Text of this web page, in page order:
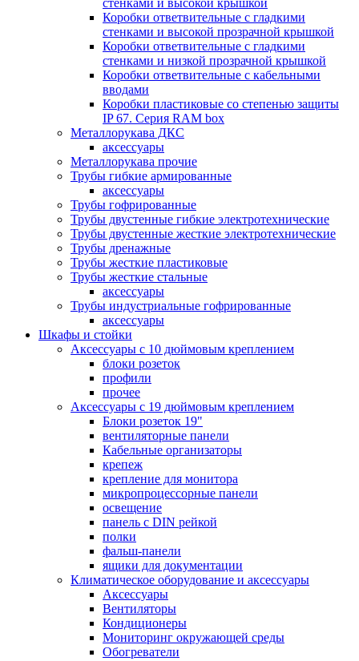
Коробки ответвительные с гладкими
стенками и высокой прозрачной крышкой
Коробки ответвительные с гладкими
стенками и низкой прозрачной крышкой
Коробки ответвительные с кабельными
вводами
Коробки пластиковые со степенью защиты
IP 67. Серия RAM box
Металлорукава ДКС
аксессуары
Металлорукава прочие
Трубы гибкие армированные
аксессуары
Трубы гофрированные
Трубы двустенные гибкие электротехнические
Трубы двустенные жесткие электротехнические
Трубы дренажные
Трубы жесткие пластиковые
Трубы жесткие стальные
аксессуары
Трубы индустриальные гофрированные
аксессуары
Шкафы и стойки
Аксессуары с 10 дюймовым креплением
блоки розеток
профили
прочее
Аксессуары с 19 дюймовым креплением
Блоки розеток 19"
вентиляторные панели
Кабельные организаторы
крепеж
крепление для монитора
микропроцессорные панели
освещение
панель с DIN рейкой
полки
фальш-панели
ящики для документации
Климатическое оборудование и аксессуары
Аксессуары
Вентиляторы
Кондиционеры
Мониторинг окружающей среды
Обогреватели